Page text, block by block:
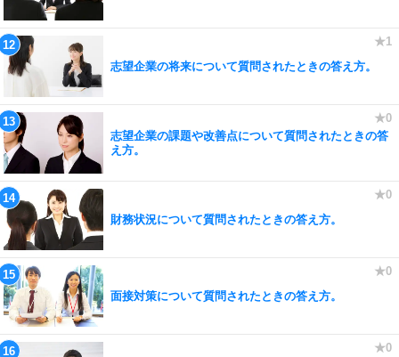
志望企業の将来について質問されたときの答え方。
志望企業の課題や改善点について質問されたときの答
え方。
財務状況について質問されたときの答え方。
面接対策について質問されたときの答え方。